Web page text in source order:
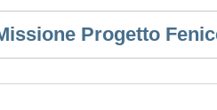
Progetto